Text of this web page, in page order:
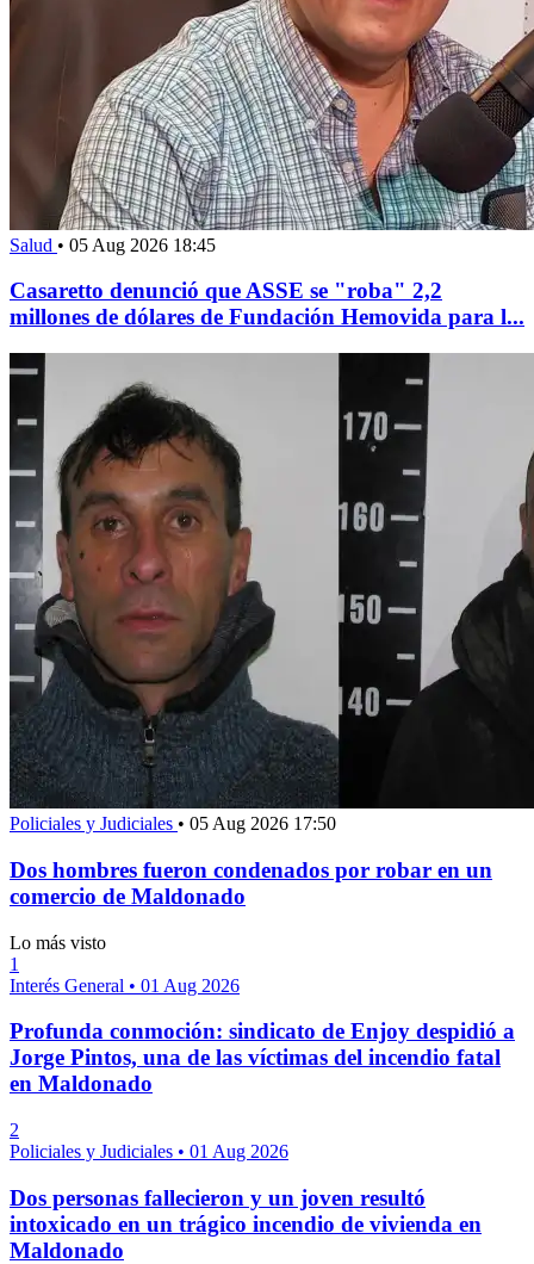
Salud • 05 Aug 2026 18:45
Casaretto denunció que ASSE se "roba" 2,2
millones de dólares de Fundación Hemovida para l...
Policiales y Judiciales • 05 Aug 2026 17:50
Dos hombres fueron condenados por robar en un
comercio de Maldonado
Lo más visto
1
Interés General • 01 Aug 2026
Profunda conmoción: sindicato de Enjoy despidió a
Jorge Pintos, una de las víctimas del incendio fatal
en Maldonado
2
Policiales y Judiciales • 01 Aug 2026
Dos personas fallecieron y un joven resultó
intoxicado en un trágico incendio de vivienda en
Maldonado